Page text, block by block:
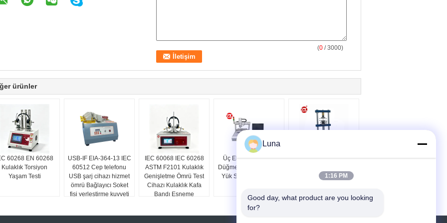
(0 / 3000)
ürünler
60268 EN 60268
Kulaklık Torsiyon
Yaşam Testi
USB-IF EIA-364-13 IEC
60512 Cep telefonu
USB şarj cihazı hizmet
ömrü Bağlayıcı Soket
fişi yerleştirme kuvveti
IEC 60068 IEC 60268
ASTM F2101 Kulaklık
Genişletme Ömrü Test
Cihazı Kulaklık Kafa
Bandı Esneme
Üç Eksenli Basmalı
Düğme Tuşuna Basma
Yük Strok Eğrisi Test
İtme Çekme Kuvveti
Cihazları
Luna
1:16 PM
Good day, what product are you looking
for?